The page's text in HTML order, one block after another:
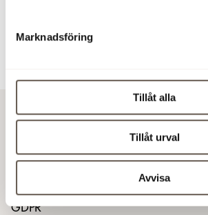
Marknadsföring
Tillåt alla
Tillåt urval
Avvisa
Customer service and fault reporting
GDPR